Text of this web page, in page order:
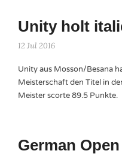
Unity holt
12 Jul 2016
Unity aus Mosson/Besana
Meisterschaft den Titel in
Meister scorte 89.5 Punkte.
German